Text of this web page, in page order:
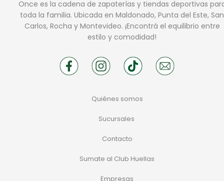
Once es la cadena de zapaterías y tiendas deportivas
toda la familia. Ubicada en Maldonado, Punta del Este, San
Carlos, Rocha y Montevideo. ¡Encontrá el equilibrio entre
estilo y comodidad!
Quiénes somos
Sucursales
Contacto
Sumate al Club Huellas
Empresas